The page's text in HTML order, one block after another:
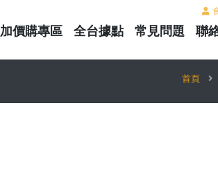
加價購專區 全台據點 常見問題 聯
首頁